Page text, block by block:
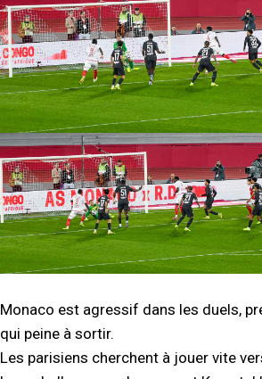
Monaco est agressif dans les duels,
qui peine à sortir.
Les parisiens cherchent à jouer vite